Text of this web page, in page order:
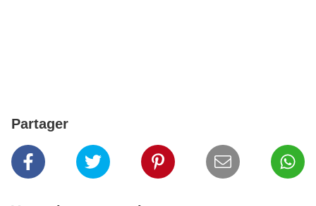
Partager